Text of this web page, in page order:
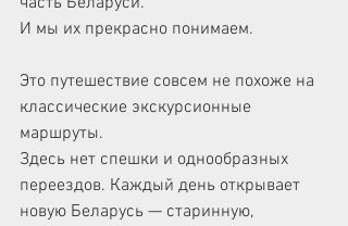
И мы их прекрасно понимаем.
Это путешествие совсем не похоже на
классические экскурсионные
маршруты.
Здесь нет спешки и однообразных
переездов. Каждый день открывает
новую Беларусь — старинную,